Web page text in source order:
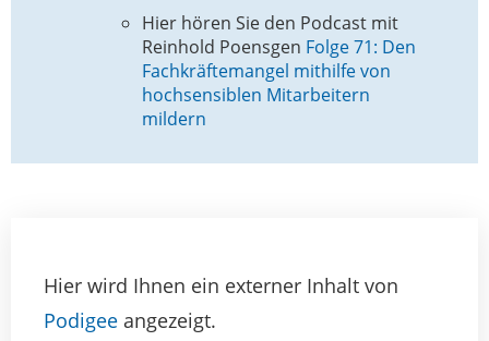
Hier hören Sie den Podcast mit
Reinhold Poensgen Folge 71: Den
Fachkräftemangel mithilfe von
hochsensiblen Mitarbeitern
mildern
Hier wird Ihnen ein externer Inhalt von
Podigee angezeigt.